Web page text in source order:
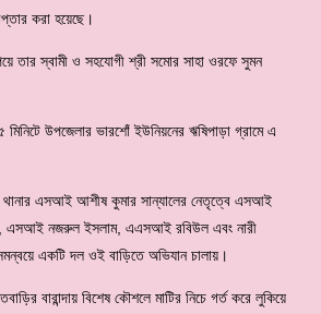
করা হয়েছে।
তার স্বামী ও সহযোগী শ্রী সমোর সাহা ওরফে সুমন
উপজেলার ভারশোঁ ইউনিয়নের ঋষিপাড়া গ্রামে এ
থানার এসআই আশীষ কুমার সান্যালের নেতৃত্বে এসআই
নজরুল ইসলাম, এএসআই রবিউল এবং নারী
একটি দল ওই বাড়িতে অভিযান চালায়।
বারান্দায় বিশেষ কৌশলে মাটির নিচে গর্ত করে লুকিয়ে